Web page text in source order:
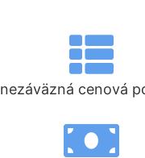
nezáväzná cenová